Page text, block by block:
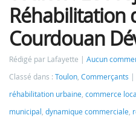
Réhabilitation
Courdouan
Rédigé par Lafayette
Aucun
Classé dans : Toulon, Commerçants
réhabilitation urbaine, commerce local
municipal , dynamique commerciale,